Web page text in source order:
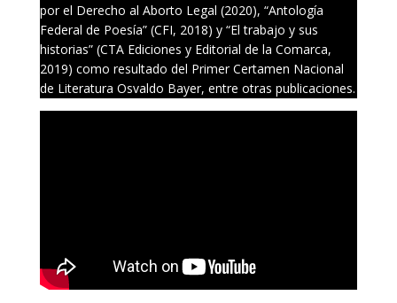
por el Derecho al Aborto Legal (2020), “Antología
Federal de Poesía” (CFI, 2018) y “El trabajo y sus
historias” (CTA Ediciones y Editorial de la Comarca,
2019) como resultado del Primer Certamen Nacional
de Literatura Osvaldo Bayer, entre otras publicaciones.